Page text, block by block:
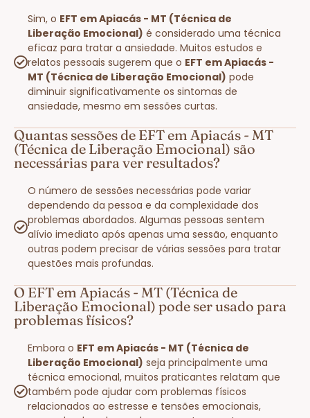
Sim, o EFT em Apiacás - MT (Técnica de
Liberação Emocional) é considerado uma técnica
eficaz para tratar a ansiedade. Muitos estudos e
relatos pessoais sugerem que o EFT em Apiacás -
MT (Técnica de Liberação Emocional) pode
diminuir significativamente os sintomas de
ansiedade, mesmo em sessões curtas.
Quantas sessões de EFT em Apiacás - MT
(Técnica de Liberação Emocional) são
necessárias para ver resultados?
O número de sessões necessárias pode variar
dependendo da pessoa e da complexidade dos
problemas abordados. Algumas pessoas sentem
alívio imediato após apenas uma sessão, enquanto
outras podem precisar de várias sessões para tratar
questões mais profundas.
O EFT em Apiacás - MT (Técnica de
Liberação Emocional) pode ser usado para
problemas físicos?
Embora o EFT em Apiacás - MT (Técnica de
Liberação Emocional) seja principalmente uma
técnica emocional, muitos praticantes relatam que
também pode ajudar com problemas físicos
relacionados ao estresse e tensões emocionais,